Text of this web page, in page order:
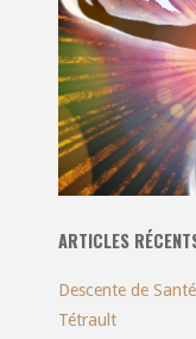
ARTICLES
Descente de
Tétrault